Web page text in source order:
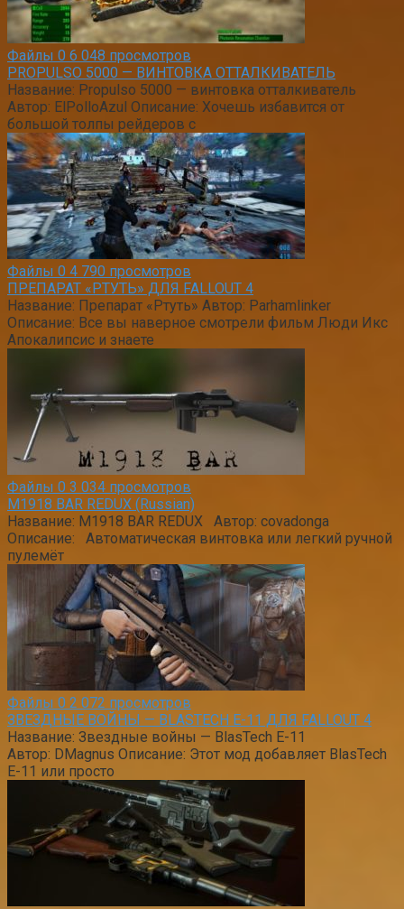
Файлы 0 6 048 просмотров
PROPULSO 5000 — ВИНТОВКА ОТТАЛКИВАТЕЛЬ
Название: Propulso 5000 — винтовка отталкиватель
Автор: ElPolloAzul Описание: Хочешь избавится от
большой толпы рейдеров с
Файлы 0 4 790 просмотров
ПРЕПАРАТ «РТУТЬ» ДЛЯ FALLOUT 4
Название: Препарат «Ртуть» Автор: Parhamlinker
Описание: Все вы наверное смотрели фильм Люди Икс
Апокалипсис и знаете
Файлы 0 3 034 просмотров
M1918 BAR REDUX (Russian)
Название: M1918 BAR REDUX Автор: covadonga
Описание: Автоматическая винтовка или легкий ручной
пулемёт
Файлы 0 2 072 просмотров
ЗВЕЗДНЫЕ ВОЙНЫ — BLASTECH Е-11 ДЛЯ FALLOUT 4
Название: Звездные войны — BlasTech Е-11
Автор: DMagnus Описание: Этот мод добавляет BlasTech
Е-11 или просто